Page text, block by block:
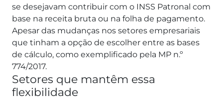
se desejavam contribuir com o INSS Patronal com
base na receita bruta ou na folha de pagamento.
Apesar das mudanças nos setores empresariais
que tinham a opção de escolher entre as bases
de cálculo, como exemplificado pela MP n.º
774/2017.
Setores que mantêm essa
flexibilidade